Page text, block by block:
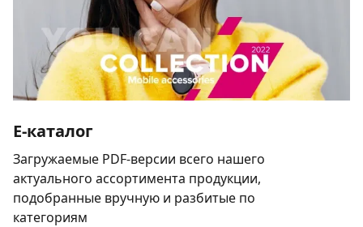
E-каталог
Загружаемые PDF-версии всего нашего
актуального ассортимента продукции,
подобранные вручную и разбитые по
категориям